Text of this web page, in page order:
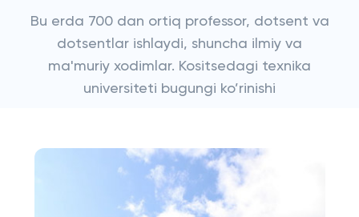
Bu erda 700 dan ortiq professor, dotsent va
dotsentlar ishlaydi, shuncha ilmiy va
ma'muriy xodimlar. Kositsedagi texnika
universiteti bugungi ko’rinishi